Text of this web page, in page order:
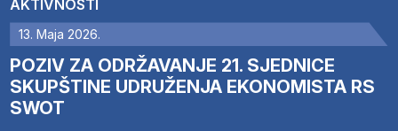
AKTIVNOSTI
13. Maja 2026.
POZIV ZA ODRŽAVANJE 21. SJEDNICE
SKUPŠTINE UDRUŽENJA EKONOMISTA RS
SWOT